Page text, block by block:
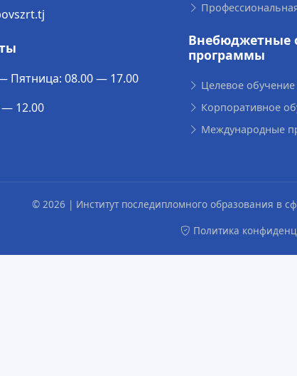
Пятница: 08.00 — 17.00
— 12.00
Внебюджетные
программы
Целевое обучение
Корпоративное
Международные
© 2026 | Институт последипломного образования в
Политика